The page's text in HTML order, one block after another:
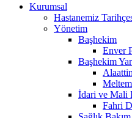
Kurumsal
Hastanemiz
Yönetim
Başhekim
Enver
Başhekim
İdari ve Mali
Fahri